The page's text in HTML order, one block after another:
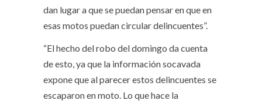
dan lugar a que se puedan pensar en que en
esas motos puedan circular delincuentes”.
“El hecho del robo del domingo da cuenta
de esto, ya que la información socavada
expone que al parecer estos delincuentes se
escaparon en moto. Lo que hace la